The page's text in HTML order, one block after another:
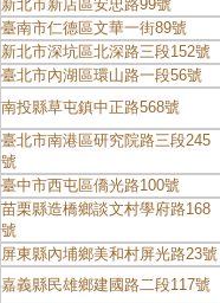
新北市新店區安忠路99號
臺南市仁德區文華一街89號
新北市深坑區北深路三段152號
臺北市內湖區環山路一段56號
南投縣草屯鎮中正路568號
臺北市南港區研究院路三段245
號
臺中市西屯區僑光路100號
苗栗縣造橋鄉談文村學府路168
號
屏東縣內埔鄉美和村屏光路23號
嘉義縣民雄鄉建國路二段117號